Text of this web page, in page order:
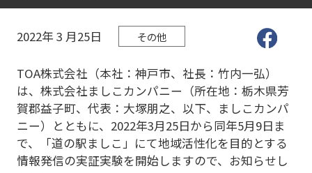
2022年 3 月25日 その他
TOA株式会社（本社：神戸市、社長：竹内一弘）
は、株式会社ましこカンパニー（所在地：栃木県芳
賀郡益子町、代表：大塚朋之、以下、ましこカンパ
ニー）とともに、2022年3月25日から同年5月9日ま
で、「道の駅ましこ」にて地域活性化を目的とする
情報発信の実証実験を開始しますので、お知らせし